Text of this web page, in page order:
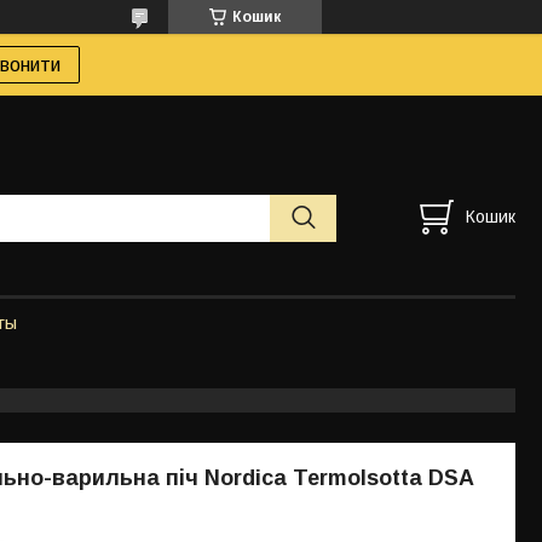
Кошик
Кошик
варильна піч Nordica TermoIsotta DSA